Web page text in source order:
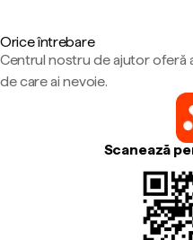
Orice întrebare
Centrul nostru de ajutor oferă
de care ai nevoie.
Scanează